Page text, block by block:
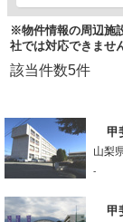
※物件情報の周辺施
社では対応できませ
該当件数5件
甲
山梨
-
甲